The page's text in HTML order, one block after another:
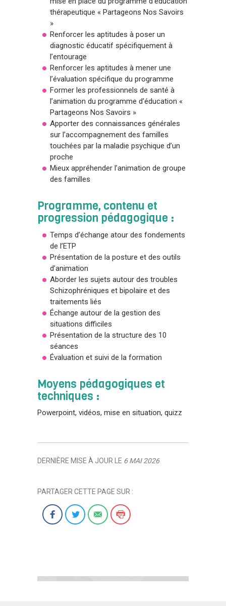
thérapeutique « Partageons Nos Savoirs
»
Renforcer les aptitudes à poser un
diagnostic éducatif spécifiquement à
l’entourage
Renforcer les aptitudes à mener une
l’évaluation spécifique du programme
Former les professionnels de santé à
l’animation du programme d’éducation «
Partageons Nos Savoirs »
Apporter des connaissances générales
sur l’accompagnement des familles
touchées par la maladie psychique d’un
proche
Mieux appréhender l’animation de groupe
des familles
Programme, contenu et
progression pédagogique :
Temps d’échange atour des fondements
de l’ETP
Présentation de la posture et des outils
d’animation
Aborder les sujets autour des troubles
Schizophréniques et bipolaire et des
traitements liés
Échange autour de la gestion des
situations difficiles
Présentation de la structure des 10
séances
Évaluation et suivi de la formation
Moyens pédagogiques et
techniques :
Powerpoint, vidéos, mise en situation, quizz
DERNIÈRE MISE À JOUR LE 6 MAI 2026
PARTAGER CETTE PAGE SUR :